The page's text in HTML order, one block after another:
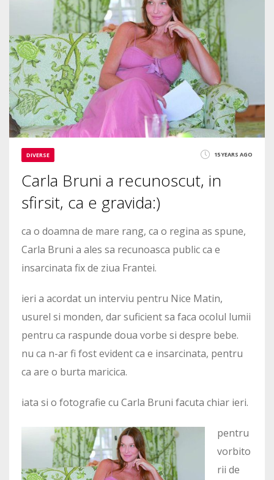
DIVERSE 15 YEARS AGO
Carla Bruni a recunoscut, in
sfirsit, ca e gravida:)
ca o doamna de mare rang, ca o regina as spune,
Carla Bruni a ales sa recunoasca public ca e
insarcinata fix de ziua Frantei.
ieri a acordat un interviu pentru Nice Matin,
usurel si monden, dar suficient sa faca ocolul lumii
pentru ca raspunde doua vorbe si despre bebe.
nu ca n-ar fi fost evident ca e insarcinata, pentru
ca are o burta maricica.
iata si o fotografie cu Carla Bruni facuta chiar ieri.
pentru
vorbito
rii de